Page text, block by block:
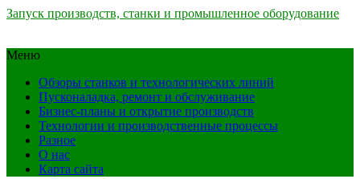
Запуск производств, станки и промышленное оборудование
Меню
Обзоры станков и технологических линий
Пусконаладка, ремонт и обслуживание
Бизнес-планы и открытие производств
Технологии и производственные процессы
Разное
О нас
Карта сайта